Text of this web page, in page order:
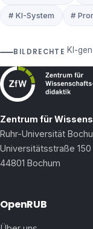
# KI-System #
BILDRECHTE KI-
Zentrum für
Ruhr-Universität
Universitätsstraße 150
44801 Bochum
OpenRUB